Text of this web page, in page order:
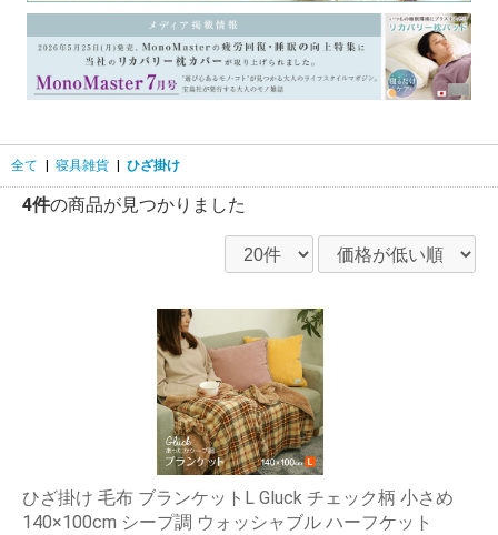
全て 寝具雑貨 ひざ掛け
4件の商品が見つかりました
ひざ掛け 毛布 ブランケットL Gluck チェック柄 小さめ
140×100cm シープ調 ウォッシャブル ハーフケット